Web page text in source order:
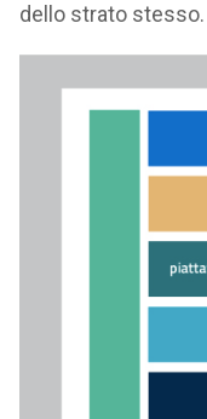
dello strato stesso.